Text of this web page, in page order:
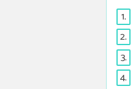
1.
2.
3.
4.